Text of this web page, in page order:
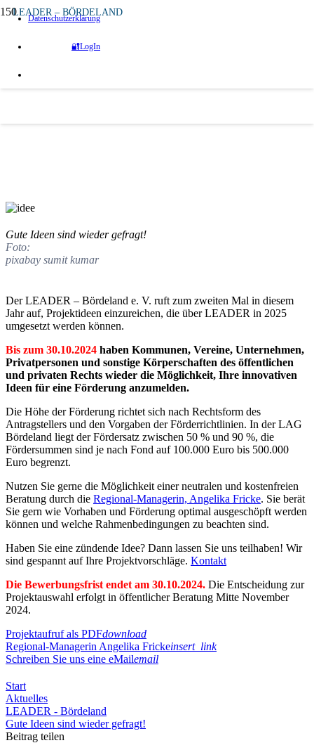
Datenschutzerklärung
🔐LogIn
LEADER – BÖRDELAND
vor 2 Jahren
Gute Ideen sind wieder gefragt!
Fördersummen bis 100.000 bzw. 500.000 Euro
Die Bewerbungsfrist endet am 30.10.2024.
Gute Ideen sind wieder gefragt!
Foto:
pixabay sumit kumar
Der LEADER – Bördeland e. V. ruft zum zweiten Mal in diesem
Jahr auf, Projektideen einzureichen, die über LEADER in 2025
umgesetzt werden können.
Bis zum 30.10.2024 haben Kommunen, Vereine, Unternehmen,
Privatpersonen und sonstige Körperschaften des öffentlichen
und privaten Rechts wieder die Möglichkeit, Ihre innovativen
Ideen für eine Förderung anzumelden.
Die Höhe der Förderung richtet sich nach Rechtsform des
Antragstellers und den Vorgaben der Förderrichtlinien. In der LAG
Bördeland liegt der Fördersatz zwischen 50 % und 90 %, die
Fördersummen sind je nach Fond auf 100.000 Euro bis 500.000
Euro begrenzt.
Nutzen Sie gerne die Möglichkeit einer neutralen und kostenfreien
Beratung durch die Regional-Managerin, Angelika Fricke. Sie berät
Sie gern wie Vorhaben und Förderung optimal ausgeschöpft werden
können und welche Rahmenbedingungen zu beachten sind.
Haben Sie eine zündende Idee? Dann lassen Sie uns teilhaben! Wir
sind gespannt auf Ihre Projektvorschläge. Kontakt
Die Bewerbungsfrist endet am 30.10.2024. Die Entscheidung zur
Projektauswahl erfolgt in öffentlicher Beratung Mitte November
2024.
Projektaufruf als PDFdownload
Regional-Managerin Angelika Frickeinsert_link
Schreiben Sie uns eine eMailemail
Start
Aktuelles
LEADER - Bördeland
Gute Ideen sind wieder gefragt!
Beitrag teilen